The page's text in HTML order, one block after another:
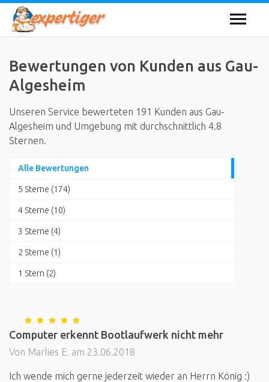
Bewertungen von Kunden aus Gau-
Algesheim
Unseren Service bewerteten 191 Kunden aus Gau-
Algesheim und Umgebung mit durchschnittlich 4.8
Sternen.
Alle Bewertungen
5 Sterne (174)
4 Sterne (10)
3 Sterne (4)
2 Sterne (1)
1 Stern (2)
Computer erkennt Bootlaufwerk nicht mehr
Von Marlies E. am 23.06.2018
Ich wende mich gerne jederzeit wieder an Herrn König :)